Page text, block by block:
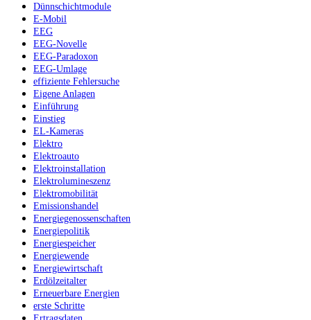
Dünnschichtmodule
E-Mobil
EEG
EEG-Novelle
EEG-Paradoxon
EEG-Umlage
effiziente Fehlersuche
Eigene Anlagen
Einführung
Einstieg
EL-Kameras
Elektro
Elektroauto
Elektroinstallation
Elektrolumineszenz
Elektromobilität
Emissionshandel
Energiegenossenschaften
Energiepolitik
Energiespeicher
Energiewende
Energiewirtschaft
Erdölzeitalter
Erneuerbare Energien
erste Schritte